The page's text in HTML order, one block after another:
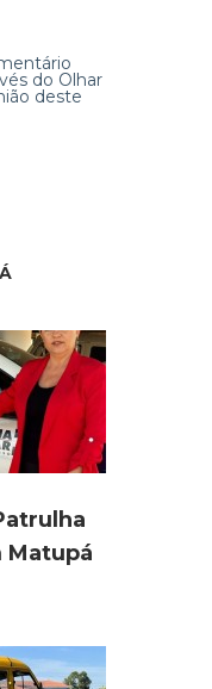
do Olhar
deste
Matupá